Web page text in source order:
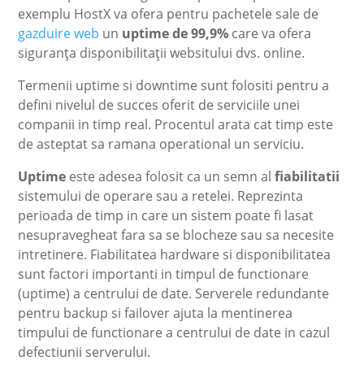
exemplu HostX va ofera pentru pachetele sale de
gazduire web un uptime de 99,9% care va ofera
siguranţa disponibilitaţii websitului dvs. online.
Termenii uptime si downtime sunt folositi pentru a
defini nivelul de succes oferit de serviciile unei
companii in timp real. Procentul arata cat timp este
de asteptat sa ramana operational un serviciu.
Uptime este adesea folosit ca un semn alfiabilitatii
sistemului de operare sau a retelei. Reprezinta
perioada de timp in care un sistem poate fi lasat
nesupravegheat fara sa se blocheze sau sa necesite
intretinere. Fiabilitatea hardware si disponibilitatea
sunt factori importanti in timpul de functionare
(uptime) a centrului de date. Serverele redundante
pentru backup si failover ajuta la mentinerea
timpului de functionare a centrului de date in cazul
defectiunii serverului.